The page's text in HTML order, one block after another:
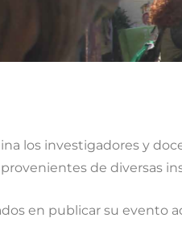
los investigadores y
de diversas
en publicar su evento